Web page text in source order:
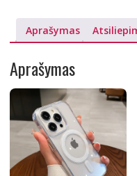
Aprašymas
Aprašymas